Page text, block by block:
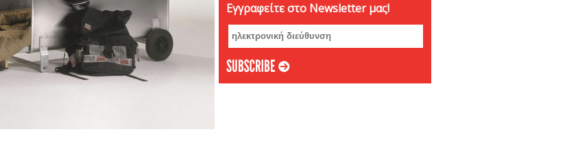
Εγγραφείτε στο Newsletter μας!